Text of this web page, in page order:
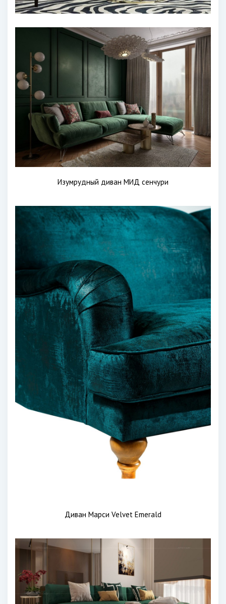
Изумрудный диван МИД сенчури
Диван Марси Velvet Emerald